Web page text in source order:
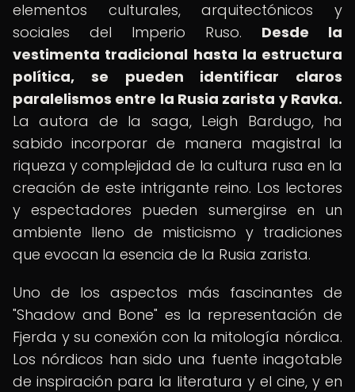
elementos culturales, arquitectónicos y
sociales del Imperio Ruso. Desde la
vestimenta tradicional hasta la estructura
política, se pueden identificar claros
paralelismos entre la Rusia zarista y Ravka.
La autora de la saga, Leigh Bardugo, ha
sabido incorporar de manera magistral la
riqueza y complejidad de la cultura rusa en la
creación de este intrigante reino. Los lectores
y espectadores pueden sumergirse en un
ambiente lleno de misticismo y tradiciones
que evocan la esencia de la Rusia zarista.
Uno de los aspectos más fascinantes de
"Shadow and Bone" es la representación de
Fjerda y su conexión con la mitología nórdica.
Los nórdicos han sido una fuente inagotable
de inspiración para la literatura y el cine, y en